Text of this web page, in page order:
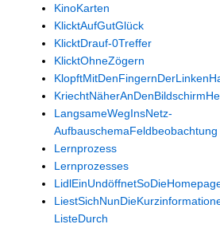
KinoKarten
KlicktAufGutGlück
KlicktDrauf-0Treffer
KlicktOhneZögern
LangsameWegInsNetz-
AufbauschemaFeldbeobachtung
Lernprozess
Lernprozesses
ListeDurch